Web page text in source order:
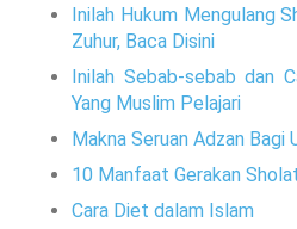
Inilah Hukum Mengulang
Zuhur, Baca Disini
Inilah Sebab-sebab dan
Yang Muslim Pelajari
Makna Seruan Adzan Bagi
10 Manfaat Gerakan
Cara Diet dalam Islam